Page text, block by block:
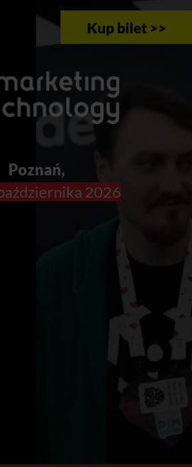
Kup bilet >>
Poznań,
2026